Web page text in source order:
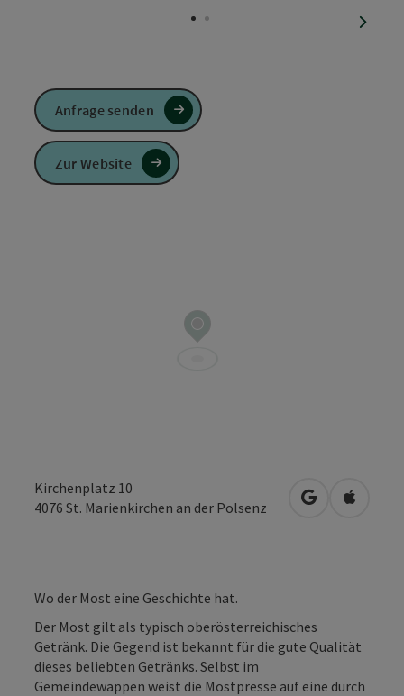
Kirchenplatz 10
4076 St. Marienkirchen an der Polsenz in Google
in
Wo der Most eine Geschichte hat.
Der Most gilt als typisch oberösterreichisches
Getränk. Die Gegend ist bekannt für die gute Qualität
dieses beliebten Getränks. Selbst im
Gemeindewappen weist die Mostpresse auf eine durch
Anfrage senden
Zur Website